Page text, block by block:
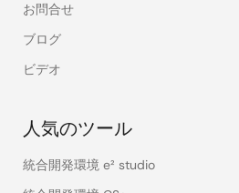
お問合せ
ブログ
ビデオ
人気のツール
統合開発環境 e² studio